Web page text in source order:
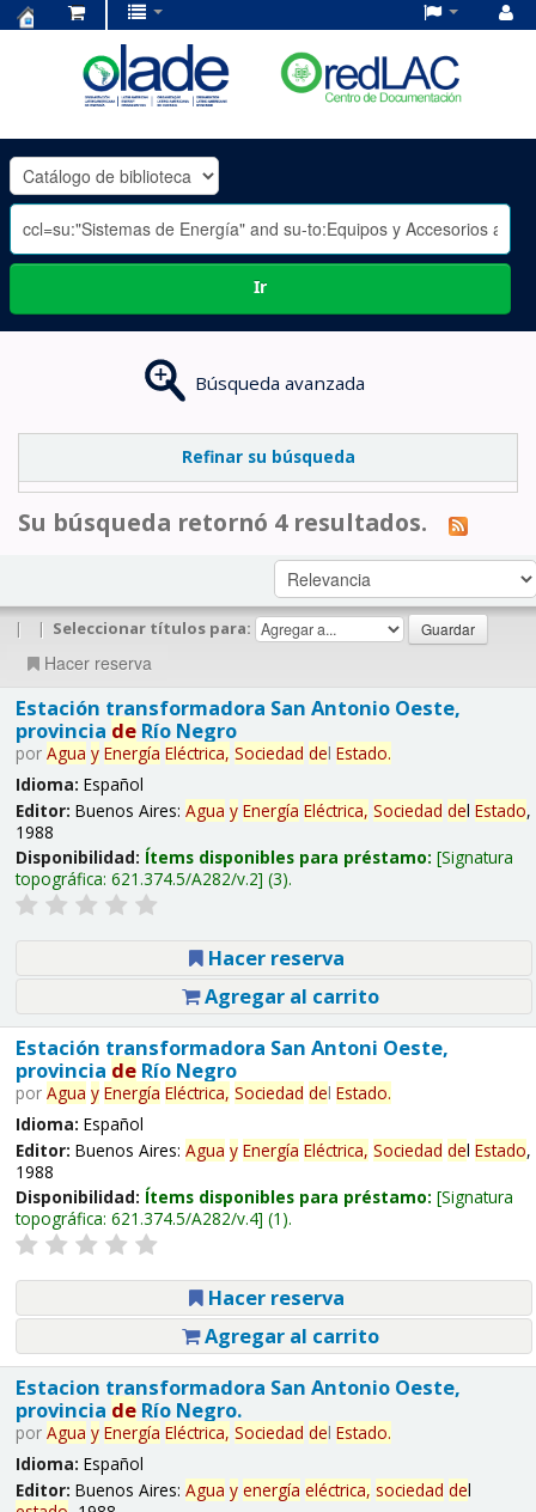
OLADE
-
Ir
Búsqueda avanzada
Refinar su búsqueda
Su búsqueda retornó 4 resultados.
| | Seleccionar títulos para:
Hacer reserva
Estación transformadora San Antonio Oeste,
provincia deRío Negro
por Agua y Energía Eléctrica, Sociedad del Estado.
Idioma: Español
Editor: Buenos Aires: Agua y Energía Eléctrica, Sociedad del Estado,
1988
Disponibilidad: Ítems disponibles para préstamo: Signatura
topográfica: 621.374.5/A282/v.2 (3).
Hacer reserva
Agregar al carrito
Estación transformadora San Antoni Oeste,
provincia deRío Negro
por Agua y Energía Eléctrica, Sociedad del Estado.
Idioma: Español
Editor: Buenos Aires: Agua y Energía Eléctrica, Sociedad del Estado,
1988
Disponibilidad: Ítems disponibles para préstamo: Signatura
topográfica: 621.374.5/A282/v.4 (1).
Hacer reserva
Agregar al carrito
Estacion transformadora San Antonio Oeste,
provincia deRío Negro.
por Agua y Energía Eléctrica, Sociedad del Estado.
Idioma: Español
Editor: Buenos Aires: Agua y energía eléctrica, sociedad del